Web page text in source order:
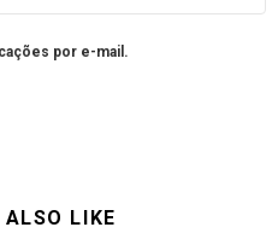
por e-mail.
LIKE